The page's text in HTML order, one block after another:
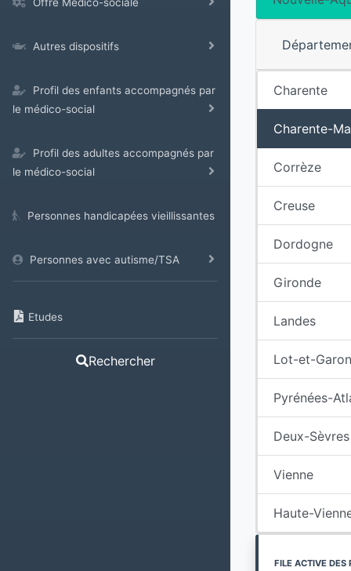
Autres dispositifs
Profil des enfants accompagnés par
le médico-social
Profil des adultes accompagnés par
le médico-social
Personnes handicapées vieillissantes
Personnes avec autisme/TSA
Etudes
Rechercher
Charente
Charente-
Corrèze
Creuse
Dordogne
Gironde
Landes
Lot-et-
Pyrénées-
Deux-Sèvres
Vienne
Haute-
FILE ACTIVE DES